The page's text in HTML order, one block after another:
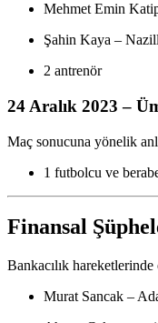
Mehmet Emin
Şahin Kaya –
2 antrenör
24 Aralık 2023 –
Maç sonucuna yönelik
1 futbolcu ve
Finansal
Bankacılık
Murat Sancak –